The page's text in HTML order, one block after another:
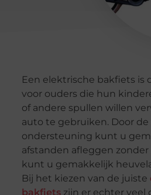
Een elektrische bakfiets is
voor ouders die hun
of andere spullen willen
auto te gebruiken. Door
ondersteuning kunt u
afstanden afleggen
kunt u gemakkelijk
Bij het kiezen van de juiste
bakfietszijn er echter veel